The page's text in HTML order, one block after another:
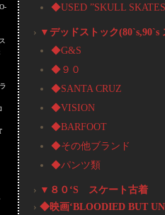
◆USED ”SKULL
› ▼デッドストック(80`s,90`s
◆G&S
◆９０
◆SANTA CRUZ
◆VISION
◆BARFOOT
◆その他ブランド
◆パンツ類
› ▼８０‘S スケート古着
› ◆映画‘BLOODIED BUT